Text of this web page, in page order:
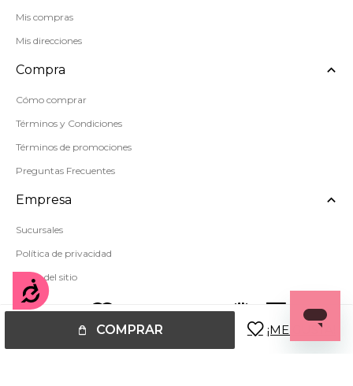
Accesibilidad
COMPRAR
Mis compras
Mis direcciones
Compra
Cómo comprar
Términos y Condiciones
Términos de promociones
Preguntas Frecuentes
Empresa
Sucursales
Política de privacidad
Mapa del sitio